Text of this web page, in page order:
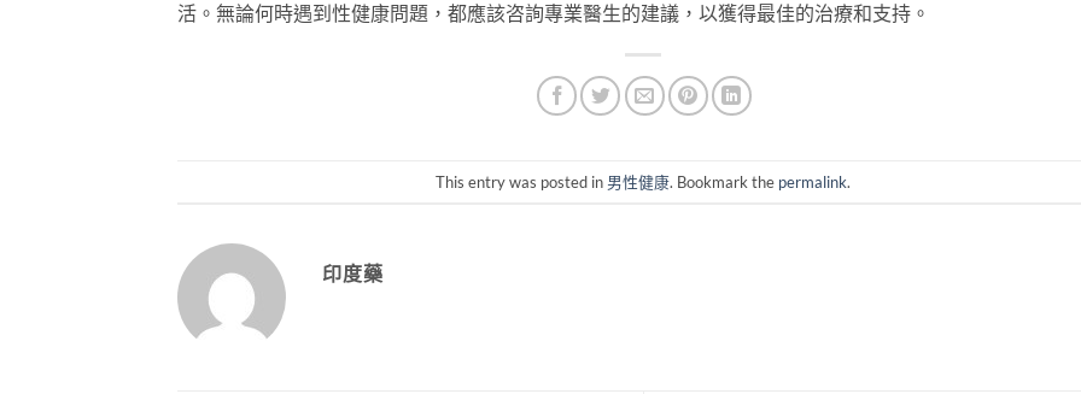
活。無論何時遇到性健康問題，都應該咨詢專業醫生的建議，以獲得最佳的治療和支持。
This entry was posted in 男性健康. Bookmark the permalink.
印度藥